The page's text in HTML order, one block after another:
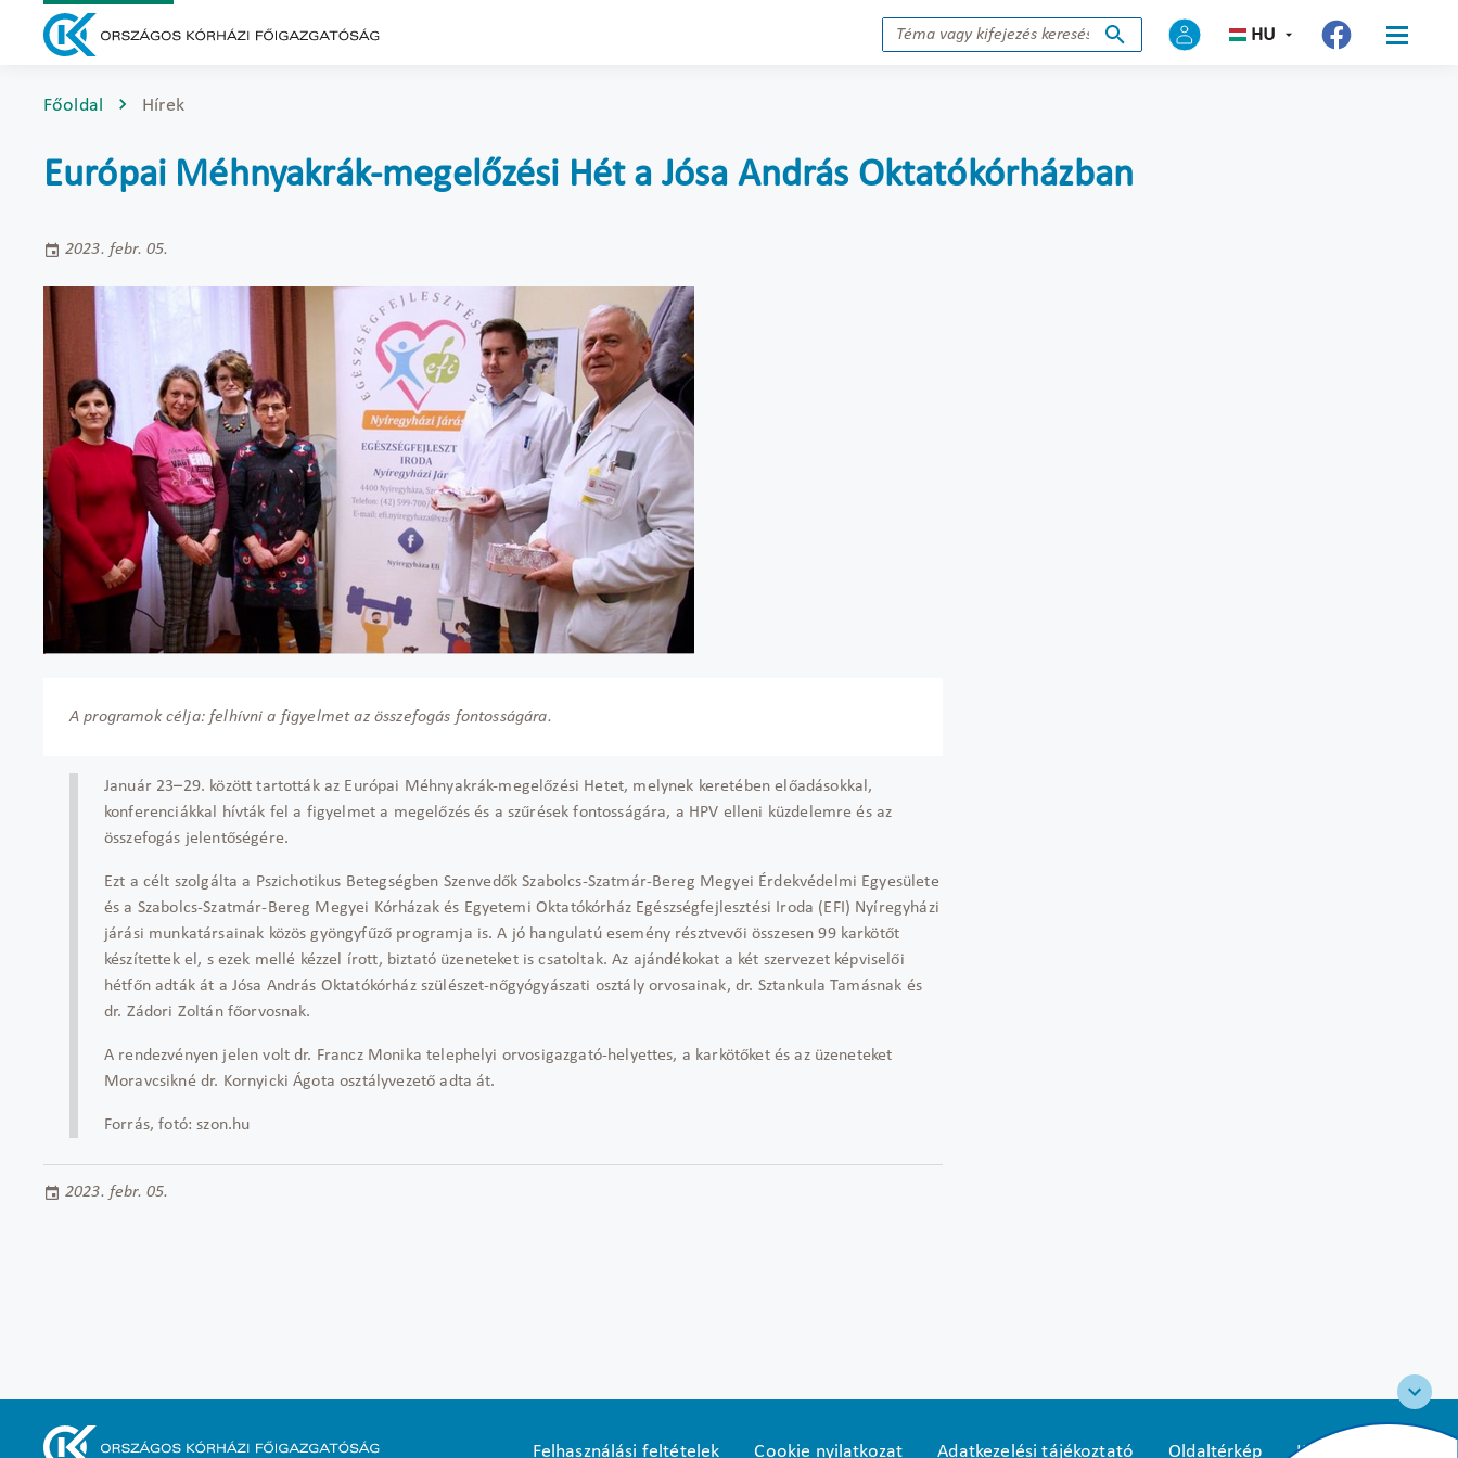
HU
Főoldal Hírek
Európai Méhnyakrák-megelőzési Hét a Jósa András Oktatókórházban
2023. febr. 05.
A programok célja: felhívni a figyelmet az összefogás fontosságára.
Január 23–29. között tartották az Európai Méhnyakrák-megelőzési Hetet, melynek keretében előadásokkal,
konferenciákkal hívták fel a figyelmet a megelőzés és a szűrések fontosságára, a HPV elleni küzdelemre és az
összefogás jelentőségére.
Ezt a célt szolgálta a Pszichotikus Betegségben Szenvedők Szabolcs-Szatmár-Bereg Megyei Érdekvédelmi Egyesülete
és a Szabolcs-Szatmár-Bereg Megyei Kórházak és Egyetemi Oktatókórház Egészségfejlesztési Iroda (EFI) Nyíregyházi
járási munkatársainak közös gyöngyfűző programja is. A jó hangulatú esemény résztvevői összesen 99 karkötőt
készítettek el, s ezek mellé kézzel írott, biztató üzeneteket is csatoltak. Az ajándékokat a két szervezet képviselői
hétfőn adták át a Jósa András Oktatókórház szülészet-nőgyógyászati osztály orvosainak, dr. Sztankula Tamásnak és
dr. Zádori Zoltán főorvosnak.
A rendezvényen jelen volt dr. Francz Monika telephelyi orvosigazgató-helyettes, a karkötőket és az üzeneteket
Moravcsikné dr. Kornyicki Ágota osztályvezető adta át.
Forrás, fotó: szon.hu
2023. febr. 05.
Felhasználási feltételek Cookie nyilatkozat Adatkezelési tájékoztató Oldaltérkép Közadatkereső